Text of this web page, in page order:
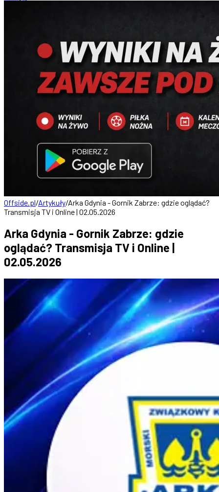
Offside.pl/Artykuły/Arka Gdynia - Gornik Zabrze: gdzie oglądać?
Transmisja TV i Online | 02.05.2026
Arka Gdynia - Gornik Zabrze: gdzie
oglądać? Transmisja TV i Online |
02.05.2026